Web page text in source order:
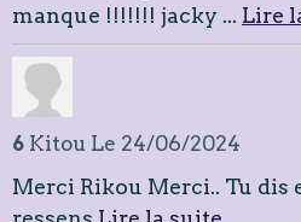
manque !!!!!!! jacky ... Lire
6 Kitou Le 24/06/2024
Merci Rikou Merci.. Tu dis